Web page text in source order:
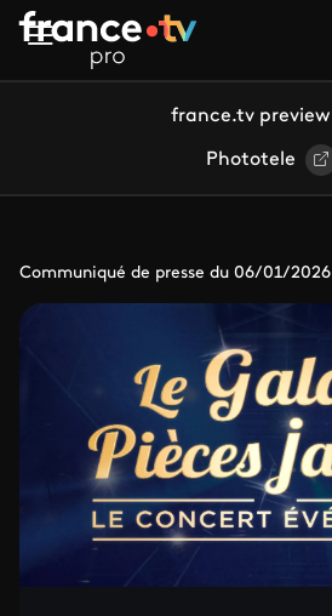
Aller au contenu principal
france.tv preview
Phototele
Communiqué de presse du 06/01/2026